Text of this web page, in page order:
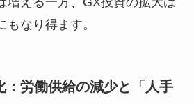
もなり得ます。
：労働供給の減少と「人手